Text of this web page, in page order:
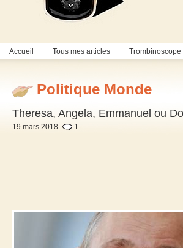
Accueil Tous mes articles Trombinoscope
Politique Monde
Theresa, Angela, Emmanuel ou
19 mars 2018 1